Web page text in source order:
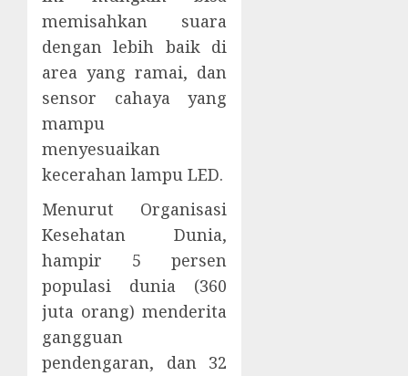
memisahkan suara
dengan lebih baik di
area yang ramai, dan
sensor cahaya yang
mampu
menyesuaikan
kecerahan lampu LED.
Menurut Organisasi
Kesehatan Dunia,
hampir 5 persen
populasi dunia (360
juta orang) menderita
gangguan
pendengaran, dan 32